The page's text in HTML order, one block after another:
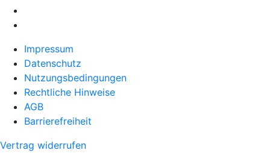
Impressum
Datenschutz
Nutzungsbedingungen
Rechtliche Hinweise
AGB
Barrierefreiheit
Vertrag widerrufen